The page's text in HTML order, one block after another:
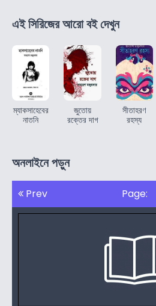
এই সিরিজের আরো বই দেখুন
ম্যাকসাহেবের
নাতনি
জুতোয়
রক্তের দাগ
সীতাহরণ
রহস্য
অনলাইনে পড়ুন
Prev Page: